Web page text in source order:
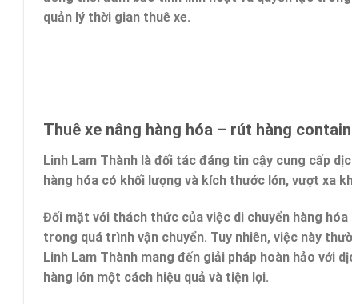
quản lý thời gian thuê xe.
Thuê xe nâng hàng hóa – rút hàng
Linh Lam Thành là đối tác đáng tin cậy cung cấp
hàng hóa có khối lượng và kích thước lớn, vượt xa
Đối mặt với thách thức của việc di chuyển hàng
trong quá trình vận chuyển. Tuy nhiên, việc này
Linh Lam Thành mang đến giải pháp hoàn hảo với
hàng lớn một cách hiệu quả và tiện lợi.